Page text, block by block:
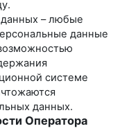
– любые
данные
системе
данных.
Оператора